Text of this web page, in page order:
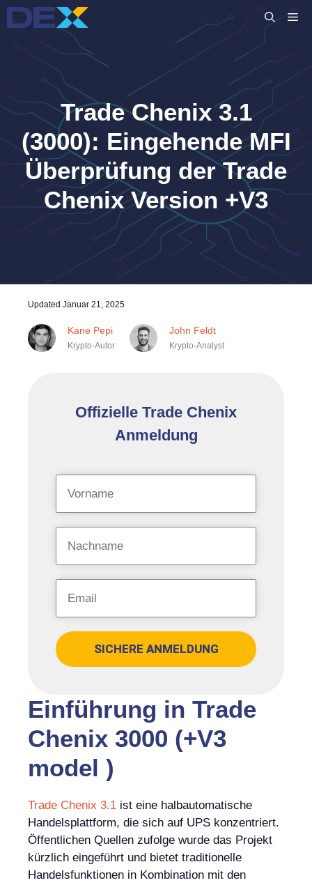
Zum
Inhalt
springen
Trade Chenix 3.1
(3000): Eingehende MFI
Überprüfung der Trade
Chenix Version +V3
Updated Januar 21, 2025
Kane Pepi
Krypto-Autor
John Feldt
Krypto-Analyst
Einführung in Trade
Chenix 3000 (+V3
model )
Trade Chenix 3.1 ist eine halbautomatische
Handelsplattform, die sich auf UPS konzentriert.
Öffentlichen Quellen zufolge wurde das Projekt
kürzlich eingeführt und bietet traditionelle
Handelsfunktionen in Kombination mit den
Offizielle Trade Chenix
Anmeldung
SICHERE ANMELDUNG